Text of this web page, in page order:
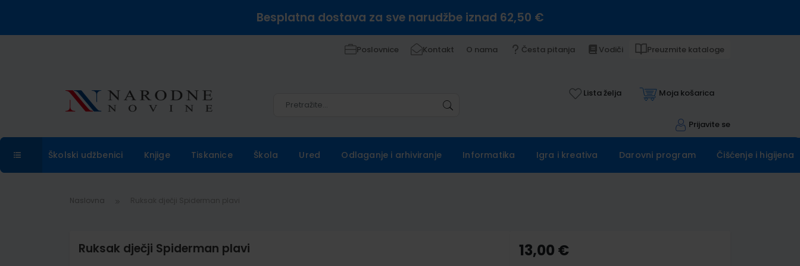
Besplatna dostava za sve narudžbe iznad 62,50 €
Poslovnice Kontakt O nama Česta pitanja Vodiči Preuzmite kataloge
Lista želja Moja košarica
Prijavite se
Školski udžbenici Knjige Tiskanice Škola Ured Odlaganje i arhiviranje Informatika Igra i kreativa Darovni program Čišćenje i higijena
Naslovna
Ruksak dječji Spiderman plavi 13,00 €